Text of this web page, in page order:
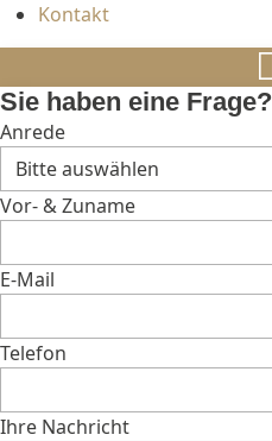
Kontakt
Sie haben eine Frage?
Anrede
Vor- & Zuname
E-Mail
Telefon
Ihre Nachricht